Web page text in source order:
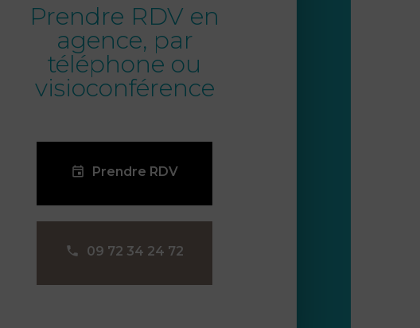
Prendre RDV en
agence, par
téléphone ou
visioconférence
Prendre RDV
09 72 34 24 72